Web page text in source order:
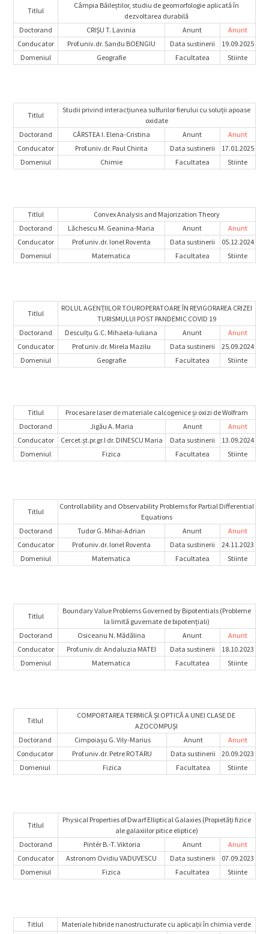
Titlul
Câmpia Băileștilor, studiu de geomorfologie aplicată în
dezvoltarea durabilă
Doctorand
CRIȘU T. Lavinia Anunt
Anunt
Conducator
Prof.univ.dr. Sandu BOENGIU Data sustinerii
19.09.2025
Domeniul
Geografie Facultatea Stiinte
Titlul
Studii privind interacțiunea sulfurilor fierului cu soluții apoase
oxidate
Doctorand
CÂRSTEA I. Elena-Cristina Anunt
Anunt
Conducator
Prof.univ.dr. Paul Chirita Data sustinerii
17.01.2025
Domeniul
Chimie Facultatea Stiinte
Titlul
Convex Analysis and Majorization Theory
Doctorand
Lăchescu M. Geanina-Maria Anunt
Anunt
Conducator
Prof.univ.dr. Ionel Roventa Data sustinerii
05.12.2024
Domeniul
Matematica Facultatea Stiinte
Titlul
ROLUL AGENȚIILOR TOUROPERATOARE ÎN REVIGORAREA CRIZEI
TURISMULUI POST PANDEMIC COVID 19
Doctorand
Desculțu G.C. Mihaela-Iuliana Anunt
Anunt
Conducator
Prof.univ.dr. Mirela Mazilu Data sustinerii
25.09.2024
Domeniul
Geografie Facultatea Stiinte
Titlul
Procesare laser de materiale calcogenice și oxizi de Wolfram
Doctorand
Jigău A. Maria Anunt
Anunt
Conducator
Cercet.șt.pr.gr.I dr. DINESCU Maria Data sustinerii
13.09.2024
Domeniul
Fizica Facultatea Stiinte
Titlul
Controllability and Observability Problems for Partial Differential
Equations
Doctorand
Tudor G. Mihai-Adrian Anunt
Anunt
Conducator
Prof.univ.dr. Ionel Roventa Data sustinerii
24.11.2023
Domeniul
Matematica Facultatea Stiinte
Titlul
Boundary Value Problems Governed by Bipotentials (Probleme
la limită guvernate de bipotențiali)
Doctorand
Osiceanu N. Mădălina Anunt
Anunt
Conducator
Prof.univ.dr. Andaluzia MATEI Data sustinerii
18.10.2023
Domeniul
Matematica Facultatea Stiinte
Titlul
COMPORTAREA TERMICĂ ȘI OPTICĂ A UNEI CLASE DE
AZOCOMPUȘI
Doctorand
Cimpoiașu G. Vily-Marius Anunt
Anunt
Conducator
Prof.univ.dr. Petre ROTARU Data sustinerii
20.09.2023
Domeniul
Fizica Facultatea Stiinte
Titlul
Physical Properties of Dwarf Elliptical Galaxies (Propietăți fizice
ale galaxiilor pitice eliptice)
Doctorand
Pintér B.-T. Viktoria Anunt
Anunt
Conducator
Astronom Ovidiu VADUVESCU Data sustinerii
07.09.2023
Domeniul
Fizica Facultatea Stiinte
Titlul
Materiale hibride nanostructurate cu aplicații în chimia verde